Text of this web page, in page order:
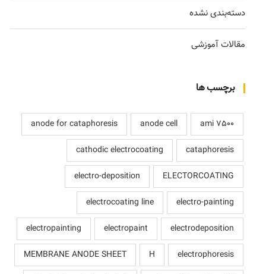
دسته‌بندی نشده
مقالات آموزشی
برچسب ها
ami 7500
anode cell
anode for cataphoresis
cataphoresis
cathodic electrocoating
ELECTORCOATING
electro-deposition
electro-painting
electrocoating line
electrodeposition
electropaint
electropainting
electrophoresis
H
MEMBRANE ANODE SHEET